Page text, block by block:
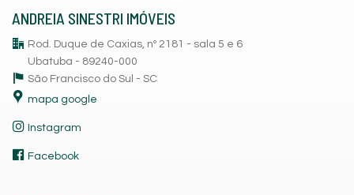
ANDREIA SINESTRI IMÓVEIS
Rod. Duque de Caxias, nº 2181 - sala 5 e 6
Ubatuba - 89240-000
São Francisco do Sul - SC
mapa google
Instagram
Facebook